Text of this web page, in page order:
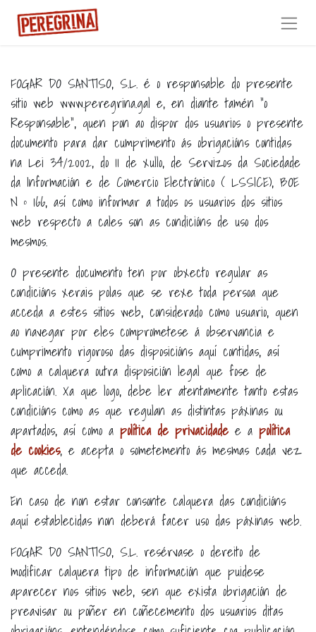
FOGAR DO SANTISO, S.L. é o responsable do presente
sitio web www.peregrina.gal e, en diante tamén “o
Responsable”, quen pon ao dispor dos usuarios o presente
documento para dar cumprimento ás obrigacións contidas
na Lei 34/2002, do 11 de xullo, de Servizos da Sociedade
da Información e de Comercio Electrónico ( LSSICE), BOE
N º 166, así como informar a todos os usuarios dos sitios
web respecto a cales son as condicións de uso dos
mesmos.
O presente documento ten por obxecto regular as
condicións xerais polas que se rexe toda persoa que
acceda a estes sitios web, considerado como usuario, quen
ao navegar por eles comprometese á observancia e
cumprimento rigoroso das disposicións aquí contidas, así
como a calquera outra disposición legal que fose de
aplicación. Xa que logo, debe ler atentamente tanto estas
condicións como as que regulan as distintas páxinas ou
apartados, así como a política de privacidade e a política
de cookies, e acepta o sometemento ás mesmas cada vez
que acceda.
En caso de non estar consonte calquera das condicións
aquí establecidas non deberá facer uso das páxinas web.
FOGAR DO SANTISO, S.L. resérvase o dereito de
modificar calquera tipo de información que puidese
aparecer nos sitios web, sen que exista obrigación de
preavisar ou poñer en coñecemento dos usuarios ditas